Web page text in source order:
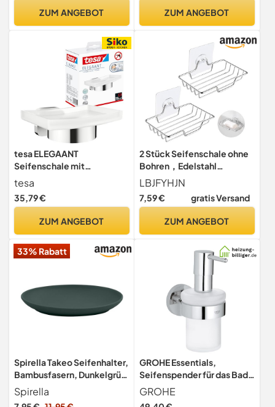
cm, Edelstahloptik
ZUM ANGEBOT ZUM ANGEBOT
tesa ELEGAANT
Seifenschale mit
Wandhalterung,
satiniertem Glas und
verchromtem Edelstahl -
Bohren, inkl. Klebelösung -
tesa
35,79 €
ZUM ANGEBOT
2 Stück Seifenschale ohne
Bohren，Edelstahl
Seifenhalter，
Wandmontage Seifenhalter
für Dusche,
Badezimmer,Küche
LBJFYHJN
7,59 € gratis Versand
ZUM ANGEBOT
33% Rabatt
Spirella Takeo Seifenhalter,
Bambusfasern, Dunkelgrün,
Bambus, Green
Spirella
GROHE Essentials,
Seifenspender für das Bad
(mit Halter, verdeckte
Befestigung, pflegeleicht,
GROHE